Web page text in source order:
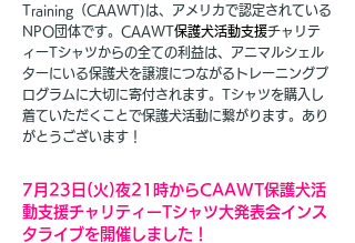
Training（CAAWT)は、アメリカで認定されている
NPO団体です。CAAWT保護犬活動支援チャリテ
ィーTシャツからの全ての利益は、アニマルシェル
ターにいる保護犬を譲渡につながるトレーニングプ
ログラムに大切に寄付されます。Tシャツを購入し
着ていただくことで保護犬活動に繋がります。あり
がとうございます！
7月23日(火 )夜21時からCAAWT保護犬活
動支援チャリティーTシャツ大発表会インス
タライブを開催しました！